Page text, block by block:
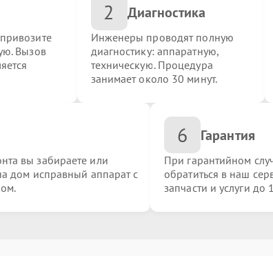
с жесткого диска
Вызов
2 Диагностика
Инженеры проводят полную
диагностику: аппаратную,
техническую. Процедура
занимает около 30 минут.
вы забираете или
дом исправный аппарат с
6 Гарантия
При гарантийном
обратиться в наш
запчасти и услуги до